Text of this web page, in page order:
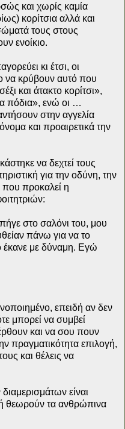
και χωρίς καμία
κορίτσια αλλά και
τους στους
ενοίκιο.
κι έτσι, οι
να κρύβουν αυτό που
και άτακτο κορίτσι»,
πόδια», ενώ οι …
στην αγγελία
και προαιρετικά την
να δεχτεί τους
για την οδύνη, την
που προκαλεί η
στο σαλόνι του, μου
πάνω για να το
έκανε με δύναμη. Εγώ
επειδή αν δεν
μπορεί να συμβεί
και να σου πουν
πραγματικότητα επιλογή,
και θέλεις να
είναι
θεωρούν τα ανθρώπινα